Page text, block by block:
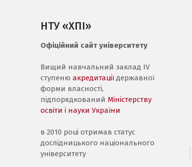
НТУ «ХПІ»
Офіційний сайт університету
Вищий навчальний заклад IV
ступеню акредитації державної
форми власності,
підпорядкований Міністерству
освіти і науки України
в 2010 році отримав статус
дослідницького національного
університету